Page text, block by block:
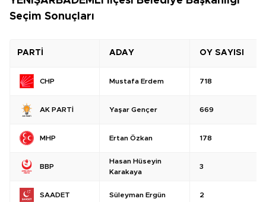
Seçim Sonuçları
PARTİ ADAY OY SAYISI
CHP Mustafa Erdem 718
AK PARTİ Yaşar Gençer 669
MHP Ertan Özkan 178
BBP
Hasan Hüseyin
Karakaya
3
SAADET Süleyman Ergün 2